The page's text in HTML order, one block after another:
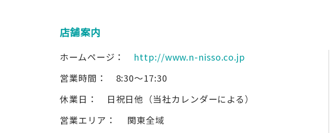
店舗案内
ホームページ：
http://www.n-nisso.co.jp
営業時間：
8:30～17:30
休業日：
日祝日他（当社カレンダーによる）
営業エリア：
関東全域